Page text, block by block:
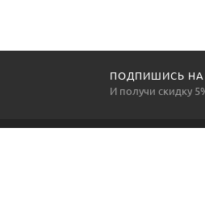
ПОДПИШИСЬ НА
И получи скидку